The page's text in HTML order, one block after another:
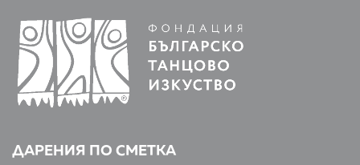
ДАРЕНИЯ ПО СМЕТКА